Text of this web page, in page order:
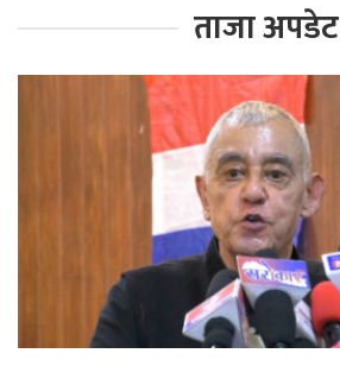
ताजा अपडेट